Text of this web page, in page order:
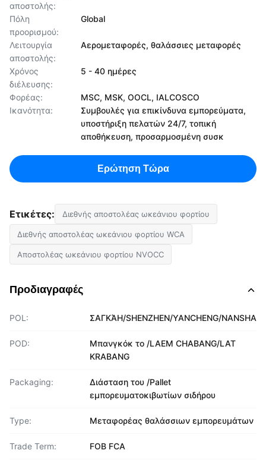
αποστολής:
Πόλη
προορισμού:
Global
Λειτουργία
αποστολής:
Αερομεταφορές, θαλάσσιες μεταφορές
Χρόνος
διέλευσης:
5 - 40 ημέρες
Φορέας:
MSC, MSK, OOCL, IALCOSCO
Ικανότητα:
Συμβουλές για επικίνδυνα εμπορεύματα,
υποστήριξη πελατών 24/7, τοπική
αποθήκευση, προσαρμοσμένη συσκ
Ερώτηση Τώρα
Ετικέτες: Διεθνής αποστολέας ωκεάνιου φορτίου
Διεθνής αποστολέας ωκεάνιου φορτίου WCA
Αποστολέας ωκεάνιου φορτίου NVOCC
Προδιαγραφές
POL: ΣΑΓΚΆΗ/SHENZHEN/YANCHENG/NANSHA
POD:
Μπανγκόκ το /LAEM CHABANG/LAT
KRABANG
Packaging:
Διάσταση του /Pallet
εμπορευματοκιβωτίων σιδήρου
Type: Μεταφορέας θαλάσσιων εμπορευμάτων
Trade Term: FOB FCA